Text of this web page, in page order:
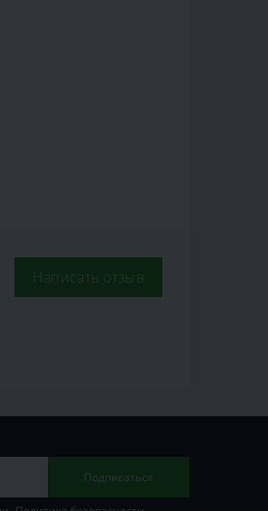
Написать отзыв
Подписаться